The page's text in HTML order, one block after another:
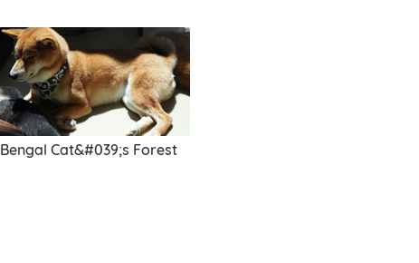
Bengal Cat&#039;s Forest